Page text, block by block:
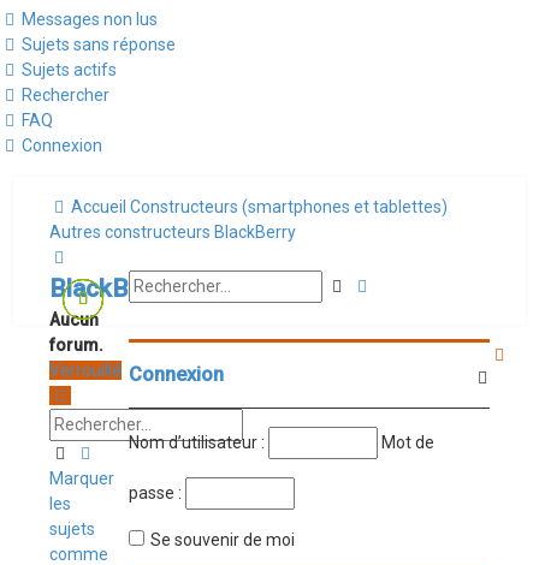
Messages non lus
Sujets sans réponse
Sujets actifs
Rechercher
FAQ
Connexion
Accueil Constructeurs (smartphones et tablettes)
Autres constructeurs BlackBerry
BlackBerry
Aucun
forum.
Verrouillé
Rechercher
Recherche
avancée
Marquer
les
sujets
comme
Rechercher
Connexion
Nom d’utilisateur : Mot de
passe :
Se souvenir de moi